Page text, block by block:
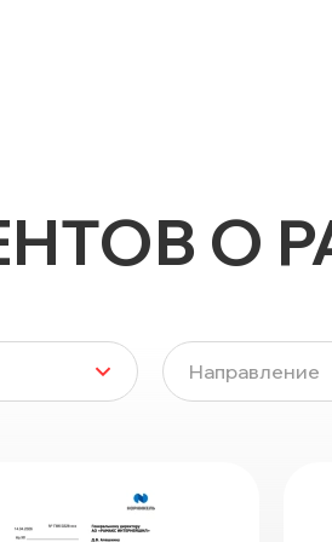
О
Направление